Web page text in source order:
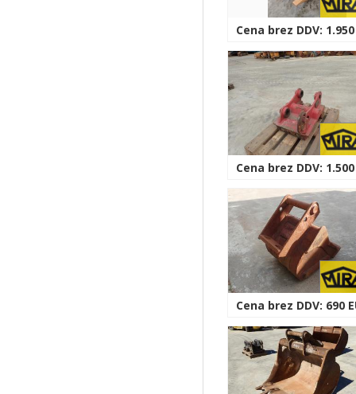
Cena brez DDV: 1.950
Cena brez DDV: 1.500
Cena brez DDV: 690